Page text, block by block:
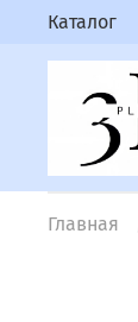
Каталог
Главная